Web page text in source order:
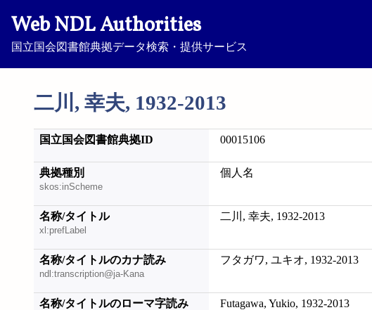
Web NDL Authorities
国立国会図書館典拠データ検索・提供サービス
二川, 幸夫, 1932-2013
国立国会図書館典拠ID 00015106
典拠種別
skos:inScheme
個人名
名称/タイトル
xl:prefLabel
二川, 幸夫, 1932-2013
名称/タイトルのカナ読み
ndl:transcription@ja-Kana
フタガワ, ユキオ, 1932-2013
名称/タイトルのローマ字読み Futagawa, Yukio, 1932-2013